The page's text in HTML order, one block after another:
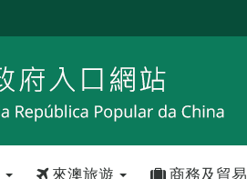
來澳旅遊 商務及貿易